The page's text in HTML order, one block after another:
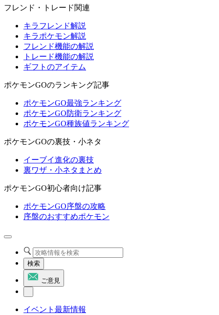
フレンド・トレード関連
キラフレンド解説
キラポケモン解説
フレンド機能の解説
トレード機能の解説
ギフトのアイテム
ポケモンGOのランキング記事
ポケモンGO最強ランキング
ポケモンGO防衛ランキング
ポケモンGO種族値ランキング
ポケモンGOの裏技・小ネタ
イーブイ進化の裏技
裏ワザ・小ネタまとめ
ポケモンGO初心者向け記事
ポケモンGO序盤の攻略
序盤のおすすめポケモン
検索
ご意見
イベント最新情報